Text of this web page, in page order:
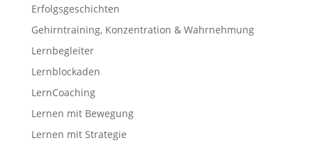
Erfolgsgeschichten
Gehirntraining, Konzentration & Wahrnehmung
Lernbegleiter
Lernblockaden
LernCoaching
Lernen mit Bewegung
Lernen mit Strategie